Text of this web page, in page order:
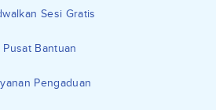
Sesi Gratis
Pusat Bantuan
Pengaduan